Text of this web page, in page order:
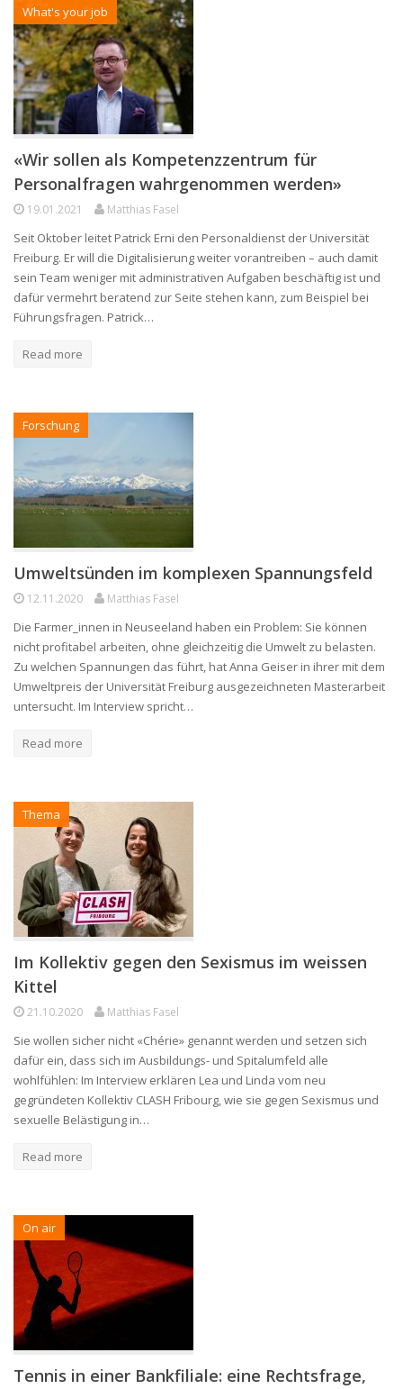
What's your job
«Wir sollen als Kompetenzzentrum für
Personalfragen wahrgenommen werden»
19.01.2021 Matthias Fasel
Seit Oktober leitet Patrick Erni den Personaldienst der Universität
Freiburg. Er will die Digitalisierung weiter vorantreiben – auch damit
sein Team weniger mit administrativen Aufgaben beschäftig ist und
dafür vermehrt beratend zur Seite stehen kann, zum Beispiel bei
Führungsfragen. Patrick…
Read more
Forschung
Umweltsünden im komplexen Spannungsfeld
12.11.2020 Matthias Fasel
Die Farmer_innen in Neuseeland haben ein Problem: Sie können
nicht profitabel arbeiten, ohne gleichzeitig die Umwelt zu belasten.
Zu welchen Spannungen das führt, hat Anna Geiser in ihrer mit dem
Umweltpreis der Universität Freiburg ausgezeichneten Masterarbeit
untersucht. Im Interview spricht…
Read more
Thema
Im Kollektiv gegen den Sexismus im weissen
Kittel
21.10.2020 Matthias Fasel
Sie wollen sicher nicht «Chérie» genannt werden und setzen sich
dafür ein, dass sich im Ausbildungs- und Spitalumfeld alle
wohlfühlen: Im Interview erklären Lea und Linda vom neu
gegründeten Kollektiv CLASH Fribourg, wie sie gegen Sexismus und
sexuelle Belästigung in…
Read more
On air
Tennis in einer Bankfiliale: eine Rechtsfrage,